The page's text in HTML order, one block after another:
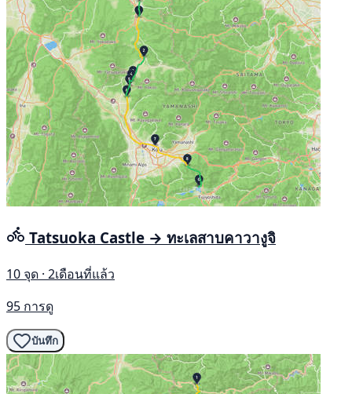
Tatsuoka Castle → ทะเลสาบคาวางูจิ
10 จุด · 2เดือนที่แล้ว
95 การดู
บันทึก